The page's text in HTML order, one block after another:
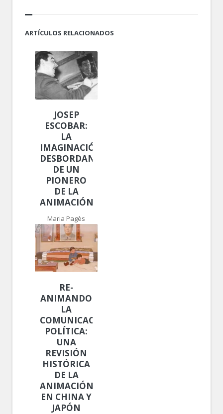
ARTÍCULOS RELACIONADOS
JOSEP
ESCOBAR:
LA
IMAGINACIÓN
DESBORDANTE
DE UN
PIONERO
DE LA
ANIMACIÓN
Maria Pagès
RE-
ANIMANDO
LA
COMUNICACIÓN
POLÍTICA:
UNA
REVISIÓN
HISTÓRICA
DE LA
ANIMACIÓN
EN CHINA Y
JAPÓN